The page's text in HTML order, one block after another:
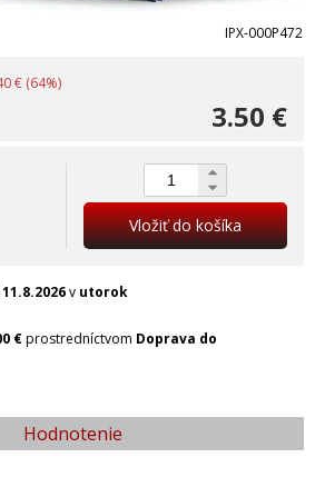
IPX-000P472
€ (64%)
3.50 €
Vložiť do košíka
11.8.2026v utorok
€prostredníctvom Doprava do
Hodnotenie